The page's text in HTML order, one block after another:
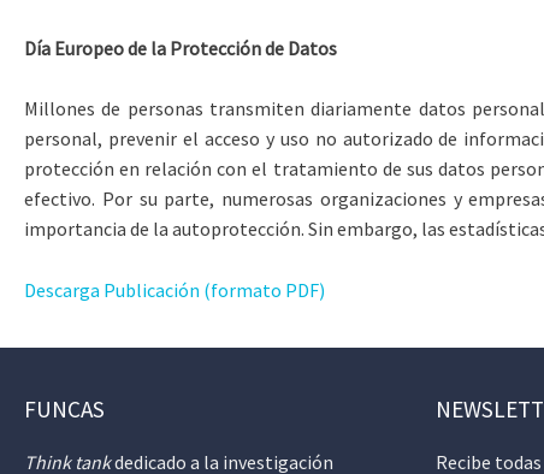
Día Europeo de la Protección de Datos
Millones de personas transmiten diariamente datos
personal, prevenir el acceso y uso no autorizado de
protección en relación con el tratamiento de sus datos
efectivo. Por su parte, numerosas organizaciones y
importancia de la autoprotección. Sin embargo, las
Descarga Publicación (formato PDF)
FUNCAS
Think tankdedicado a la investigación Recibe